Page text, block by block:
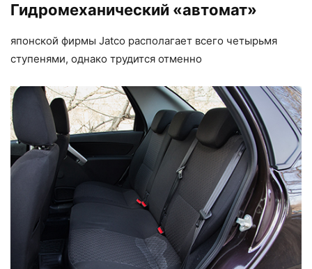
Гидромеханический «автомат»
японской фирмы Jatco располагает всего четырьмя
ступенями, однако трудится отменно